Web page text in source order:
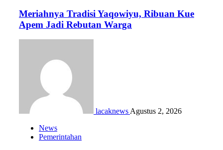
Meriahnya Tradisi Yaqowiyu, Ribuan Kue
Apem Jadi Rebutan Warga
lacaknews Agustus 2, 2026
News
Pemerintahan